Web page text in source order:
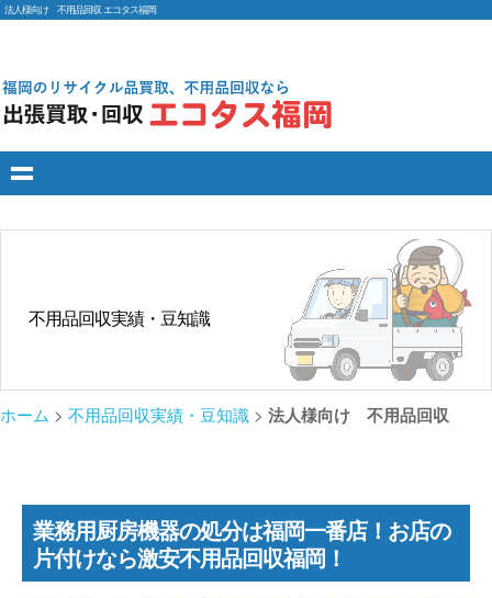
法人様向け 不用品回収 エコタス福岡
不用品回収実績・豆知識
ホーム > 不用品回収実績・豆知識 > 法人様向け 不用品回収
業務用厨房機器の処分は福岡一番店！お店の
片付けなら激安不用品回収福岡！